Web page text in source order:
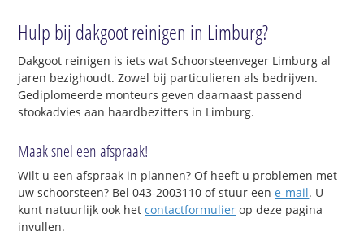
Hulp bij dakgoot reinigen in Limburg?
Dakgoot reinigen is iets wat Schoorsteenveger Limburg al
jaren bezighoudt. Zowel bij particulieren als bedrijven.
Gediplomeerde monteurs geven daarnaast passend
stookadvies aan haardbezitters in Limburg.
Maak snel een afspraak!
Wilt u een afspraak in plannen? Of heeft u problemen met
uw schoorsteen? Bel 043-2003110 of stuur eene-mail. U
kunt natuurlijk ook hetcontactformulier op deze pagina
invullen.